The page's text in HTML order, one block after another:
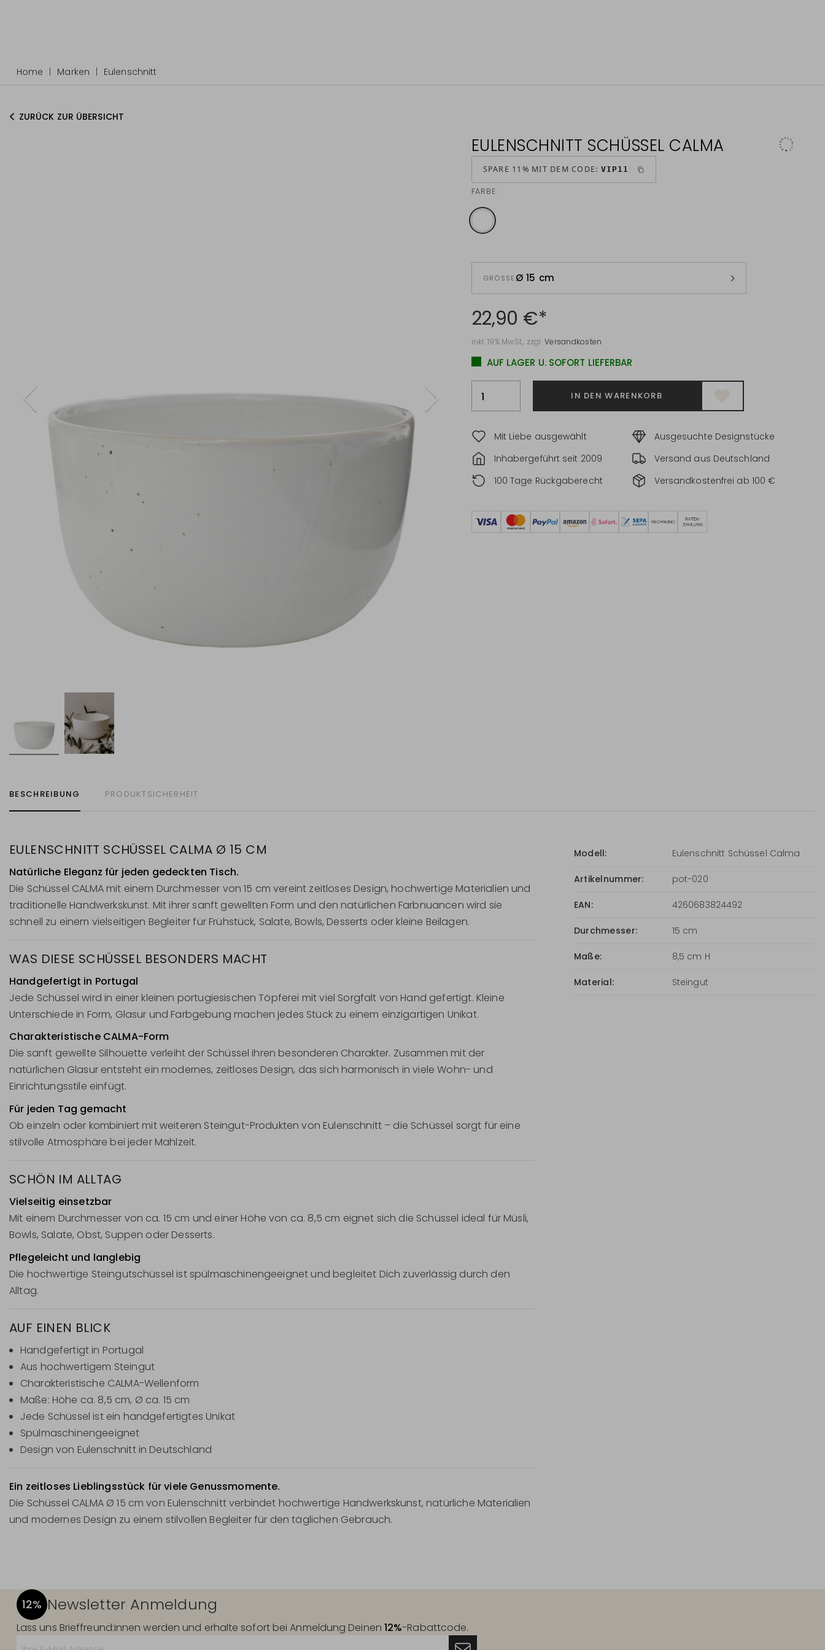
Home Marken Eulenschnitt
ZURÜCK ZUR ÜBERSICHT
EULENSCHNITT SCHÜSSEL CALMA
SPARE 11% MIT DEM CODE: VIP11
FARBE:
GRÖSSE Ø 15 cm
22,90 €*
inkl. 19% MwSt., zzgl.Versandkosten
AUF LAGER U. SOFORT LIEFERBAR
IN DEN WARENKORB
Mit Liebe ausgewählt
Ausgesuchte Designstücke
Inhabergeführt seit 2009
Versand aus Deutschland
100 Tage Rückgaberecht
Versandkostenfrei ab 100 €
BESCHREIBUNG PRODUKTSICHERHEIT
EULENSCHNITT SCHÜSSEL CALMA Ø 15 CM
Natürliche Eleganz für jeden gedeckten Tisch.
Die Schüssel CALMA mit einem Durchmesser von 15 cm vereint zeitloses Design, hochwertige Materialien und
traditionelle Handwerkskunst. Mit ihrer sanft gewellten Form und den natürlichen Farbnuancen wird sie
schnell zu einem vielseitigen Begleiter für Frühstück, Salate, Bowls, Desserts oder kleine Beilagen.
WAS DIESE SCHÜSSEL BESONDERS MACHT
Handgefertigt in Portugal
Jede Schüssel wird in einer kleinen portugiesischen Töpferei mit viel Sorgfalt von Hand gefertigt. Kleine
Unterschiede in Form, Glasur und Farbgebung machen jedes Stück zu einem einzigartigen Unikat.
Charakteristische CALMA-Form
Die sanft gewellte Silhouette verleiht der Schüssel ihren besonderen Charakter. Zusammen mit der
natürlichen Glasur entsteht ein modernes, zeitloses Design, das sich harmonisch in viele Wohn- und
Einrichtungsstile einfügt.
Für jeden Tag gemacht
Ob einzeln oder kombiniert mit weiteren Steingut-Produkten von Eulenschnitt – die Schüssel sorgt für eine
stilvolle Atmosphäre bei jeder Mahlzeit.
SCHÖN IM ALLTAG
Vielseitig einsetzbar
Mit einem Durchmesser von ca. 15 cm und einer Höhe von ca. 8,5 cm eignet sich die Schüssel ideal für Müsli,
Bowls, Salate, Obst, Suppen oder Desserts.
Pflegeleicht und langlebig
Die hochwertige Steingutschüssel ist spülmaschinengeeignet und begleitet Dich zuverlässig durch den
Alltag.
AUF EINEN BLICK
Handgefertigt in Portugal
Aus hochwertigem Steingut
Charakteristische CALMA-Wellenform
Maße: Höhe ca. 8,5 cm, Ø ca. 15 cm
Jede Schüssel ist ein handgefertigtes Unikat
Spülmaschinengeeignet
Design von Eulenschnitt in Deutschland
Ein zeitloses Lieblingsstück für viele Genussmomente.
Die Schüssel CALMA Ø 15 cm von Eulenschnitt verbindet hochwertige Handwerkskunst, natürliche Materialien
und modernes Design zu einem stilvollen Begleiter für den täglichen Gebrauch.
Modell: Eulenschnitt Schüssel Calma
Artikelnummer: pot-020
EAN: 4260683824492
Durchmesser: 15 cm
Maße: 8,5 cm H
Material: Steingut
12% Newsletter Anmeldung
Lass uns Brieffreund:innen werden und erhalte sofort bei Anmeldung Deinen 12%-Rabattcode.